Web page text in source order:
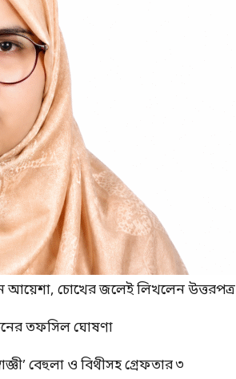
আয়েশা, চোখের জলেই লিখলেন উত্তরপত্র
তফসিল ঘোষণা
বেহুলা ও বিথীসহ গ্রেফতার ৩